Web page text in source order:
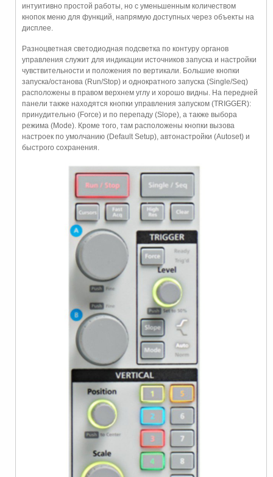
интуитивно простой работы, но с уменьшенным количеством
кнопок меню для функций, напрямую доступных через объекты на
дисплее.
Разноцветная светодиодная подсветка по контуру органов
управления служит для индикации источников запуска и настройки
чувствительности и положения по вертикали. Большие кнопки
запуска/останова (Run/Stop) и однократного запуска (Single/Seq)
расположены в правом верхнем углу и хорошо видны. На передней
панели также находятся кнопки управления запуском (TRIGGER):
принудительно (Force) и по перепаду (Slope), а также выбора
режима (Mode). Кроме того, там расположены кнопки вызова
настроек по умолчанию (Default Setup), автонастройки (Autoset) и
быстрого сохранения.